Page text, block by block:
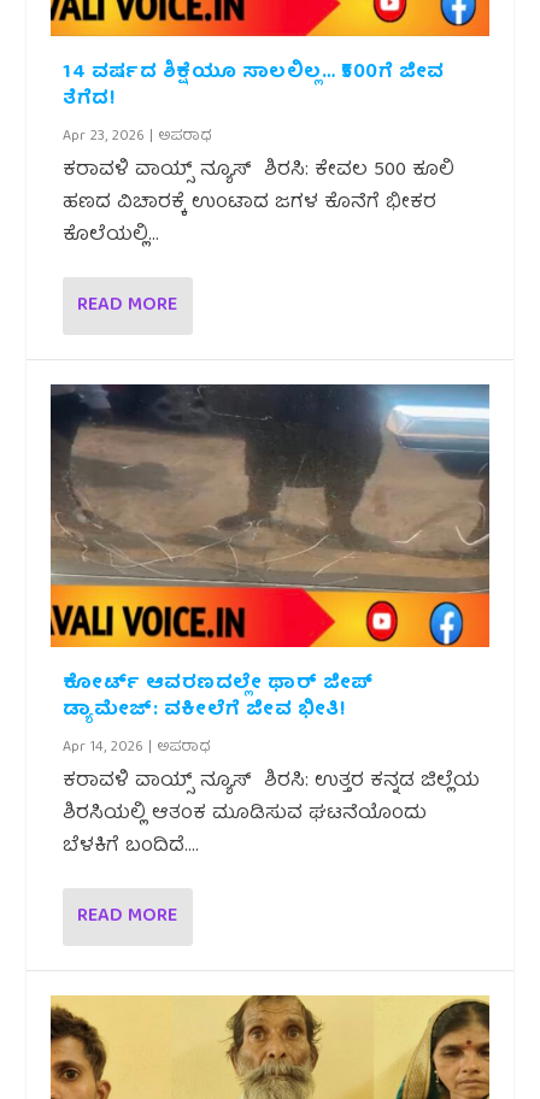
14 ವರ್ಷದ ಶಿಕ್ಷೆಯೂ ಸಾಲಲಿಲ್ಲ… ₹500ಗೆ ಜೀವ
ತೆಗೆದ!
Apr 23, 2026 | ಅಪರಾಧ
ಕರಾವಳಿ ವಾಯ್ಸ್ ನ್ಯೂಸ್ ಶಿರಸಿ: ಕೇವಲ ₹500 ಕೂಲಿ
ಹಣದ ವಿಚಾರಕ್ಕೆ ಉಂಟಾದ ಜಗಳ ಕೊನೆಗೆ ಭೀಕರ
ಕೊಲೆಯಲ್ಲಿ...
READ MORE
ಕೋರ್ಟ್ ಆವರಣದಲ್ಲೇ ಥಾರ್ ಜೀಪ್
ಡ್ಯಾಮೇಜ್: ವಕೀಲೆಗೆ ಜೀವ ಭೀತಿ!
Apr 14, 2026 | ಅಪರಾಧ
ಕರಾವಳಿ ವಾಯ್ಸ್ ನ್ಯೂಸ್ ಶಿರಸಿ: ಉತ್ತರ ಕನ್ನಡ ಜಿಲ್ಲೆಯ
ಶಿರಸಿಯಲ್ಲಿ ಆತಂಕ ಮೂಡಿಸುವ ಘಟನೆಯೊಂದು
ಬೆಳಕಿಗೆ ಬಂದಿದೆ....
READ MORE